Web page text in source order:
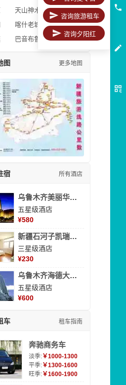
天山神木园
喀什老城区
巴音布鲁克
图 更多地图
宿 所有酒店
乌鲁木齐美丽华大酒
五星级酒店
¥580
新疆石河子凯瑞酒店
三星级酒店
¥230
乌鲁木齐海德大酒店
五星级酒店
¥600
车 租车指南
奔驰商务车
淡季:￥1000-1300
平季:￥1300-1600
旺季:￥1600-1900
咨询旅游租车
咨询夕阳红